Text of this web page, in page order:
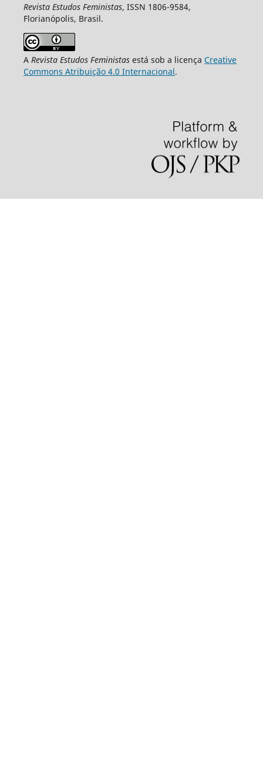
Revista Estudos Feministas, ISSN 1806-9584,
Florianópolis, Brasil.
A Revista Estudos Feministasestá sob a licença Creative
Commons Atribuição 4.0 Internacional.